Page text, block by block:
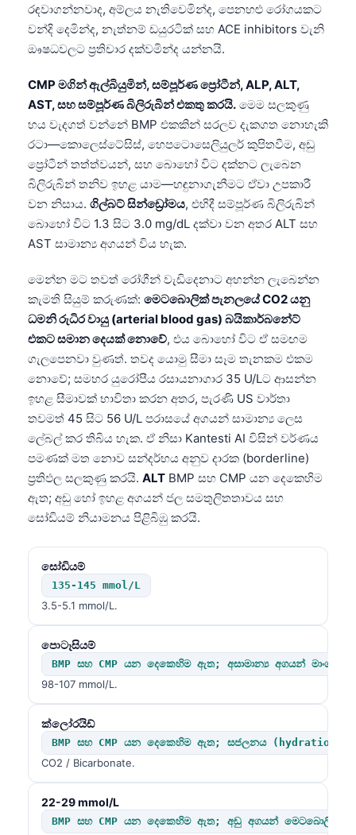
රඳවාගන්නවාද, අම්ලය නැතිවෙමින්ද, පෙනහළු රෝගයකට
වන්දි දෙමින්ද, නැත්නම් ඩයුරටික් සහ ACE inhibitors වැනි
ඖෂධවලට ප්‍රතිචාර දක්වමින්ද යන්නයි.
CMP මගින් ඇල්බියුමින්, සම්පූර්ණ ප්‍රෝටීන්, ALP, ALT,
AST, සහ සම්පූර්ණ බිලිරුබින් එකතු කරයි. මෙම සලකුණු
හය වැදගත් වන්නේ BMP එකකින් සරලව දැකගත නොහැකි
රටා—කොලෙස්ටේසිස්, හෙපටොසෙලියුලර් කුපිතවීම, අඩු
ප්‍රෝටීන් තත්ත්වයන්, සහ බොහෝ විට දක්නට ලැබෙන
බිලිරුබින් තනිව ඉහළ යාම—හඳුනාගැනීමට ඒවා උපකාරී
වන නිසාය. ගිල්බට් සින්ඩ්‍රෝමය, එහිදී සම්පූර්ණ බිලිරුබින්
බොහෝ විට 1.3 සිට 3.0 mg/dL දක්වා වන අතර ALT සහ
AST සාමාන්‍ය අගයන් විය හැක.
මෙන්න මට තවත් රෝගීන් වැඩිදෙනාට අහන්න ලැබෙන්න
කැමති සියුම් කරුණක්: මෙටබොලික් පැනලයේ CO2 යනු
ධමනි රුධිර වායු (arterial blood gas) බයිකාර්බනේට්
එකට සමාන දෙයක් නොවේ, එය බොහෝ විට ඒ සමඟම
ගැලපෙනවා වුණත්. තවද යොමු සීමා සෑම තැනකම එකම
නොවේ; සමහර යුරෝපීය රසායනාගාර 35 U/Lට ආසන්න
ඉහළ සීමාවක් භාවිතා කරන අතර, පැරණි US වාර්තා
තවමත් 45 සිට 56 U/L පරාසයේ අගයන් සාමාන්‍ය ලෙස
ලේබල් කර තිබිය හැක. ඒ නිසා Kantesti AI විසින් වර්ණය
පමණක් මත නොව සන්දර්භය අනුව දාරක (borderline)
ප්‍රතිඵල සලකුණු කරයි. ALT BMP සහ CMP යන දෙකෙහිම
ඇත; අඩු හෝ ඉහළ අගයන් ජල සමතුලිතතාවය සහ
සෝඩියම් නියාමනය පිළිබිඹු කරයි.
සෝඩියම්
135-145 mmol/L
3.5-5.1 mmol/L.
පොටෑසියම්
BMP සහ CMP යන දෙකෙහිම ඇත; අසාමාන්‍ය අගයන් මාංශ
98-107 mmol/L.
ක්ලෝරයිඩ්
BMP සහ CMP යන දෙකෙහිම ඇත; සජලනය (hydration)
CO2 / Bicarbonate.
22-29 mmol/L
BMP සහ CMP යන දෙකෙහිම ඇත; අඩු අගයන්